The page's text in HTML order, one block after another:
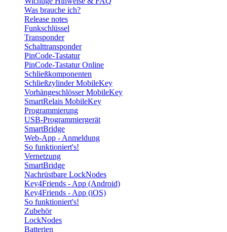
Was brauche ich?
Release notes
Funkschlüssel
Transponder
Schalttransponder
PinCode-Tastatur
PinCode-Tastatur Online
Schließkomponenten
Schließzylinder MobileKey
Vorhängeschlösser MobileKey
SmartRelais MobileKey
Programmierung
USB-Programmiergerät
SmartBridge
Web-App - Anmeldung
So funktioniert's!
Vernetzung
SmartBridge
Nachrüstbare LockNodes
Key4Friends - App (Android)
Key4Friends - App (iOS)
So funktioniert's!
Zubehör
LockNodes
Batterien